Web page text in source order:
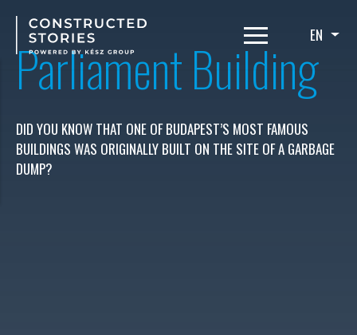
main
content
EN
Parliament Building
DID YOU KNOW THAT ONE OF BUDAPEST’S MOST FAMOUS
BUILDINGS WAS ORIGINALLY BUILT ON THE SITE OF A GARBAGE
DUMP?